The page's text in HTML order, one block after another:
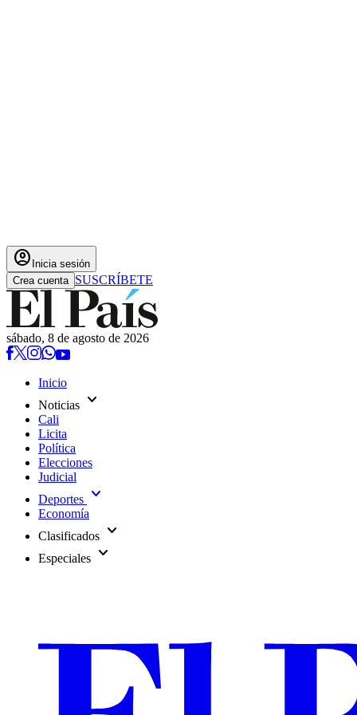
account_circle Inicia sesión
Crea cuenta SUSCRÍBETE
sábado, 8 de agosto de 2026
Inicio
Noticias expand_more
Cali
Licita
Política
Elecciones
Judicial
Deportes expand_more
Economía
Clasificados expand_more
Especiales expand_more